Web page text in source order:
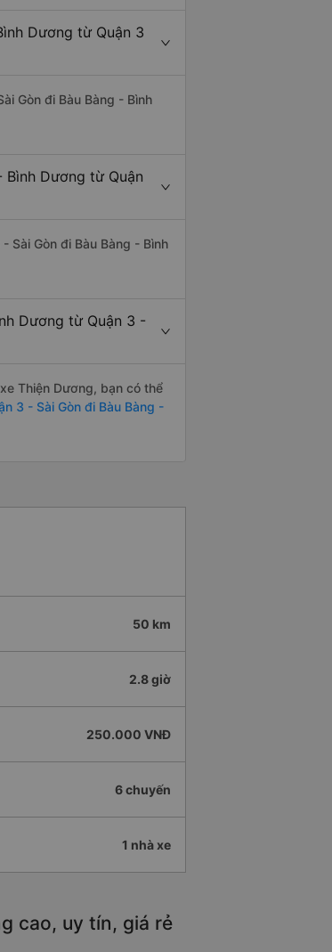
Dương từ Quận 3
Gòn đi Bàu Bàng - Bình
Dương từ Quận
Sài Gòn đi Bàu Bàng - Bình
Dương từ Quận 3 -
Thiện Dương, bạn có thể
3 - Sài Gòn đi Bàu Bàng -
50 km
2.8 giờ
250.000 VNĐ
6 chuyến
1 nhà xe
cao, uy tín, giá rẻ